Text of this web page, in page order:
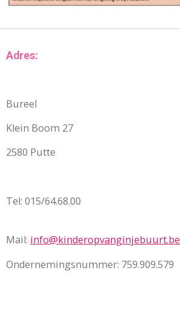
Adres:
Bureel
Klein Boom 27
2580 Putte
Tel: 015/64.68.00
Mail: info@kinderopvanginjebuurt.be
Ondernemingsnummer: 759.909.579